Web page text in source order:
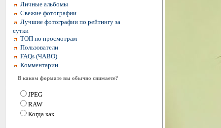
Личные альбомы
Свежие фотографии
Лучшие фотографии по рейтингу за
сутки
ТОП по просмотрам
Пользователи
FAQs (ЧАВО)
Комментарии
В каком формате вы обычно снимаете?
JPEG
RAW
Когда как